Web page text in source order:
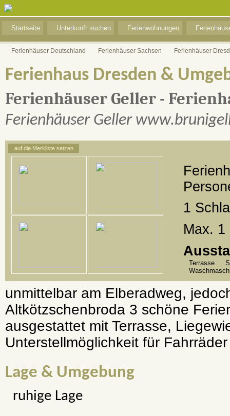
Startseite Unterkunft suchen Ferienwohnungen
Ferienhäuser Deutschland Ferienhäuser Sachsen Ferienhäuser
Ferienhaus Dresden &
Ferienhäuser Geller -
Ferienhäuser Geller
auf die Merkliste setzen...
1
Max. 1
Terrasse
unmittelbar am Elberadweg,
Altkötzschenbroda 3 schöne
ausgestattet mit Terrasse,
Unterstellmöglichkeit für Fahrräder
Lage & Umgebung
ruhige Lage